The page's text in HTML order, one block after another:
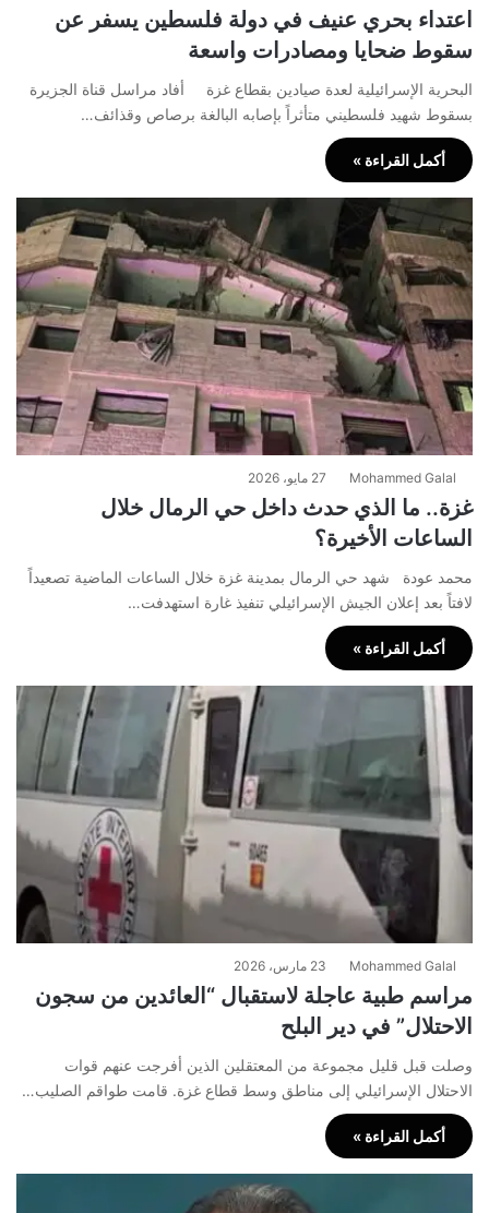
اعتداء بحري عنيف في دولة فلسطين يسفر عن
سقوط ضحايا ومصادرات واسعة
البحرية الإسرائيلية لعدة صيادين بقطاع غزة أفاد مراسل قناة الجزيرة
بسقوط شهيد فلسطيني متأثراً بإصابه البالغة برصاص وقذائف…
أكمل القراءة »
Mohammed Galal 27 مايو، 2026
غزة.. ما الذي حدث داخل حي الرمال خلال
الساعات الأخيرة؟
محمد عودة شهد حي الرمال بمدينة غزة خلال الساعات الماضية تصعيداً
لافتاً بعد إعلان الجيش الإسرائيلي تنفيذ غارة استهدفت…
أكمل القراءة »
Mohammed Galal 23 مارس، 2026
مراسم طبية عاجلة لاستقبال “العائدين من سجون
الاحتلال” في دير البلح
​وصلت قبل قليل مجموعة من المعتقلين الذين أفرجت عنهم قوات
الاحتلال الإسرائيلي إلى مناطق وسط قطاع غزة. ​قامت طواقم الصليب…
أكمل القراءة »